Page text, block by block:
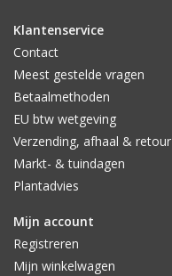
Klantenservice
Contact
Meest gestelde vragen
Betaalmethoden
EU btw wetgeving
Verzending, afhaal & retour
Markt- & tuindagen
Plantadvies
Mijn account
Registreren
Mijn winkelwagen